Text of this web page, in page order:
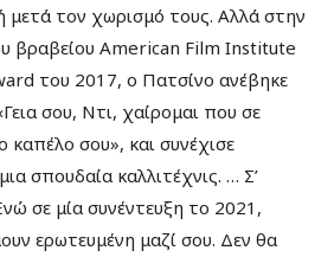
τον χωρισμό τους. Αλλά στην
βραβείου American Film Institute
του 2017, ο Πατσίνο ανέβηκε
σου, Ντι, χαίρομαι που σε
καπέλο σου», και συνέχισε
σπουδαία καλλιτέχνις. … Σ’
σε μία συνέντευξη το 2021,
ερωτευμένη μαζί σου. Δεν θα